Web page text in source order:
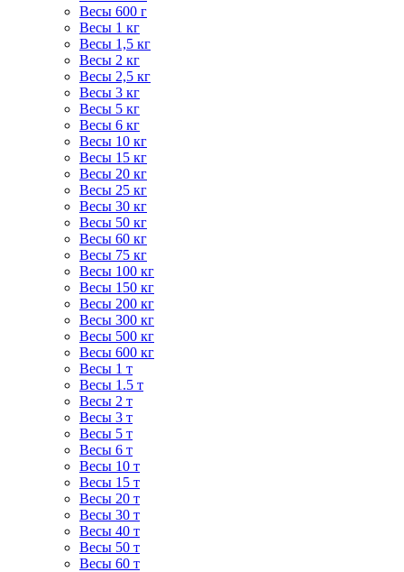
Весы 600 г
Весы 1 кг
Весы 1,5 кг
Весы 2 кг
Весы 2,5 кг
Весы 3 кг
Весы 5 кг
Весы 6 кг
Весы 10 кг
Весы 15 кг
Весы 20 кг
Весы 25 кг
Весы 30 кг
Весы 50 кг
Весы 60 кг
Весы 75 кг
Весы 100 кг
Весы 150 кг
Весы 200 кг
Весы 300 кг
Весы 500 кг
Весы 600 кг
Весы 1 т
Весы 1.5 т
Весы 2 т
Весы 3 т
Весы 5 т
Весы 6 т
Весы 10 т
Весы 15 т
Весы 20 т
Весы 30 т
Весы 40 т
Весы 50 т
Весы 60 т